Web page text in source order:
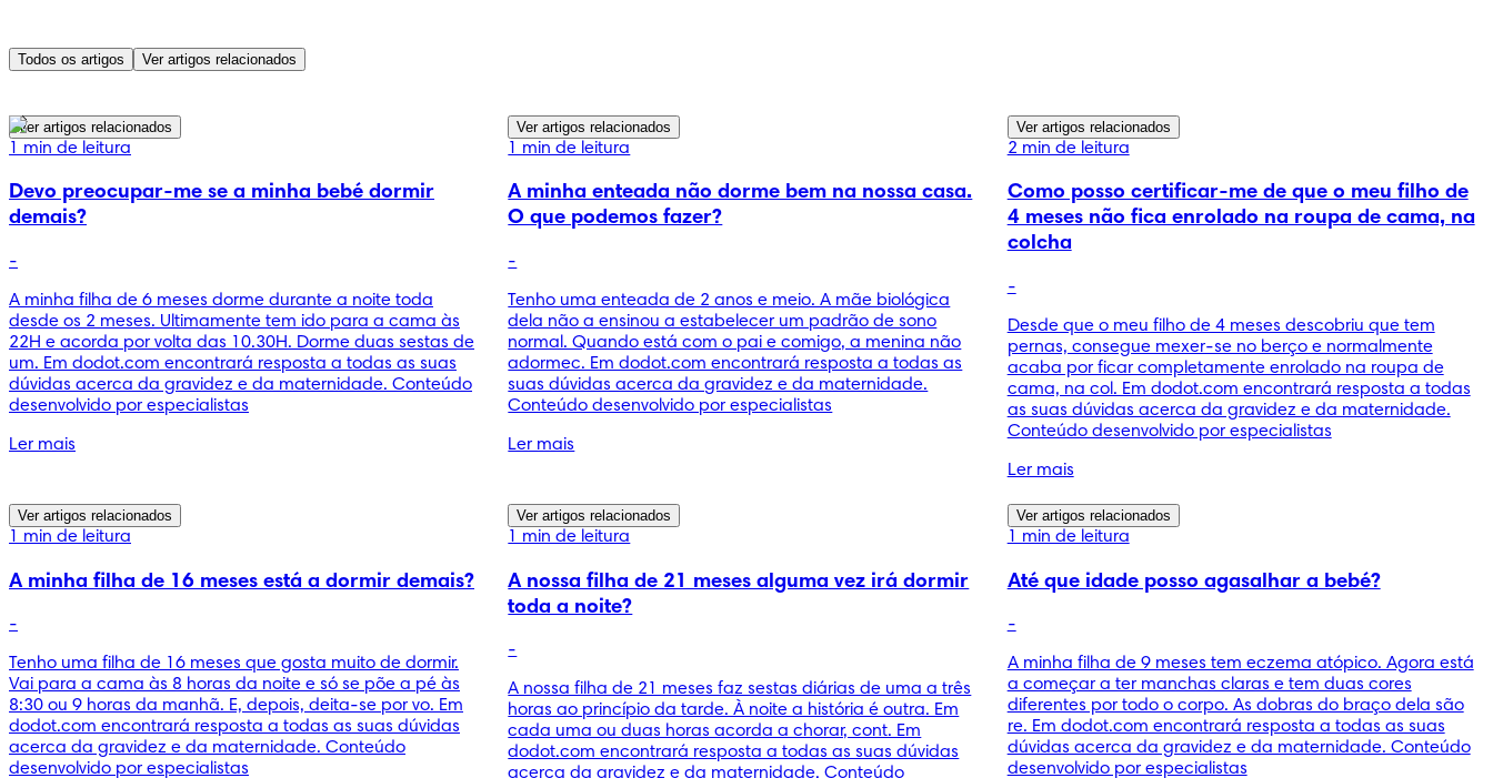
Todos os artigos Ver artigos relacionados
Ver artigos relacionados
1 min de leitura
Devo preocupar-me se a minha bebé dormir
demais?
-
A minha filha de 6 meses dorme durante a noite toda
desde os 2 meses. Ultimamente tem ido para a cama às
22H e acorda por volta das 10.30H. Dorme duas sestas de
um. Em dodot.com encontrará resposta a todas as suas
dúvidas acerca da gravidez e da maternidade. Conteúdo
desenvolvido por especialistas
Ler mais
Ver artigos relacionados
1 min de leitura
A minha enteada não dorme bem na nossa casa.
O que podemos fazer?
-
Tenho uma enteada de 2 anos e meio. A mãe biológica
dela não a ensinou a estabelecer um padrão de sono
normal. Quando está com o pai e comigo, a menina não
adormec. Em dodot.com encontrará resposta a todas as
suas dúvidas acerca da gravidez e da maternidade.
Conteúdo desenvolvido por especialistas
Ler mais
Ver artigos relacionados
2 min de leitura
Como posso certificar-me de que o meu filho de
4 meses não fica enrolado na roupa de cama, na
colcha
-
Desde que o meu filho de 4 meses descobriu que tem
pernas, consegue mexer-se no berço e normalmente
acaba por ficar completamente enrolado na roupa de
cama, na col. Em dodot.com encontrará resposta a todas
as suas dúvidas acerca da gravidez e da maternidade.
Conteúdo desenvolvido por especialistas
Ler mais
Ver artigos relacionados
1 min de leitura
A minha filha de 16 meses está a dormir demais?
-
Tenho uma filha de 16 meses que gosta muito de dormir.
Vai para a cama às 8 horas da noite e só se põe a pé às
8:30 ou 9 horas da manhã. E, depois, deita-se por vo. Em
dodot.com encontrará resposta a todas as suas dúvidas
acerca da gravidez e da maternidade. Conteúdo
desenvolvido por especialistas
Ver artigos relacionados
1 min de leitura
A nossa filha de 21 meses alguma vez irá dormir
toda a noite?
-
A nossa filha de 21 meses faz sestas diárias de uma a três
horas ao princípio da tarde. À noite a história é outra. Em
cada uma ou duas horas acorda a chorar, cont. Em
dodot.com encontrará resposta a todas as suas dúvidas
acerca da gravidez e da maternidade. Conteúdo
Ver artigos relacionados
1 min de leitura
Até que idade posso agasalhar a bebé?
-
A minha filha de 9 meses tem eczema atópico. Agora está
a começar a ter manchas claras e tem duas cores
diferentes por todo o corpo. As dobras do braço dela são
re. Em dodot.com encontrará resposta a todas as suas
dúvidas acerca da gravidez e da maternidade. Conteúdo
desenvolvido por especialistas